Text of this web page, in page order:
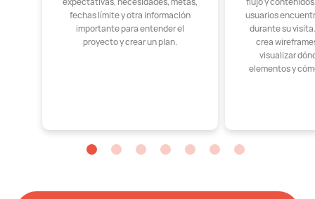
fechas límite y otra información
importante para entender el
proyecto y crear un plan.
usuarios
durante su
crea
visualizar
elementos y